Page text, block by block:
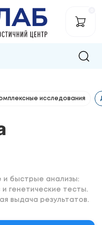
исследования
и быстрые анализы:
генетические тесты.
выдача результатов.